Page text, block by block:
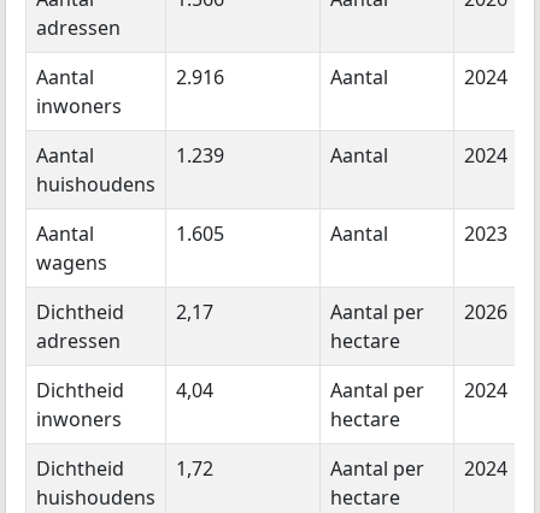
adressen
Aantal
inwoners
2.916 Aantal 2024
Aantal
huishoudens
1.239 Aantal 2024
Aantal
wagens
1.605 Aantal 2023
Dichtheid
adressen
2,17
Aantal per
hectare
2026
Dichtheid
inwoners
4,04
Aantal per
hectare
2024
Dichtheid
huishoudens
1,72
Aantal per
hectare
2024